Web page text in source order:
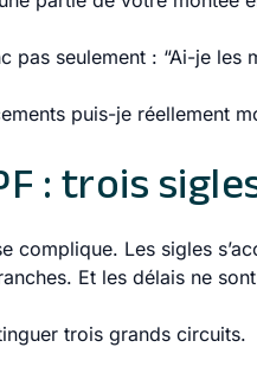
pas seulement : “Ai-je les
puis-je réellement
: trois
complique. Les sigles
Et les délais ne
trois grands circuits.